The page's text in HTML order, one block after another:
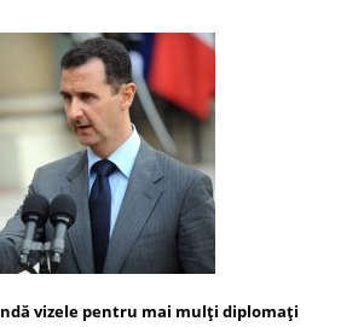
vizele pentru mai mulţi diplomaţi